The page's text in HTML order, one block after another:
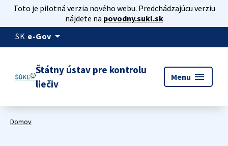
Toto je pilotná verzia nového webu. Predchádzajúcu verziu
nájdete na povodny.sukl.sk
SK e-Gov arrow_drop_down
Štátny ústav pre kontrolu
liečiv
Menu menu
Domov